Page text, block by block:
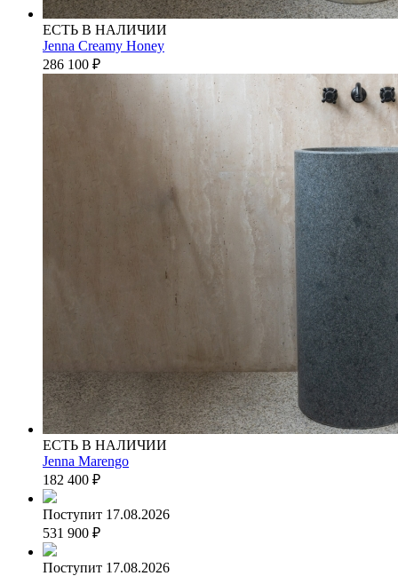
ЕСТЬ В НАЛИЧИИ
Jenna Creamy Honey
286 100 ₽
ЕСТЬ В НАЛИЧИИ
Jenna Marengo
182 400 ₽
Поступит 17.08.2026
531 900 ₽
Поступит 17.08.2026